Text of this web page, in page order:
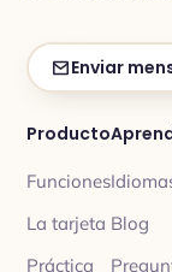
Enviar
Producto
Funciones
La tarjeta
Práctica
Blog